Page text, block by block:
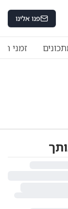
פנו אלינו
זמני